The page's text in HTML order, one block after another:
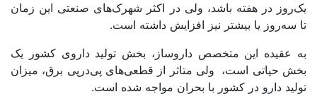
یک‌روز در هفته باشد، ولی در اکثر شهرک‌‌‌های صنعتی این زمان
تا سه‌روز یا بیشتر نیز افزایش داشته است.
به عقیده‌‌ این متخصص داروساز، بخش تولید داروی کشور یک
بخش حیاتی است، ولی متاثر از قطعی‌‌‌های پی‌درپی برق، میزان
تولید دارو در کشور با بحران مواجه شده است.